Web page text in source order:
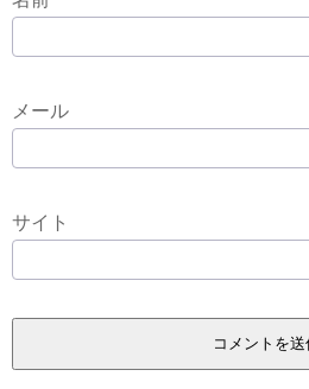
メール
サイト